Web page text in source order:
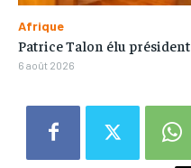
Afrique
Patrice Talon élu
6 août 2026